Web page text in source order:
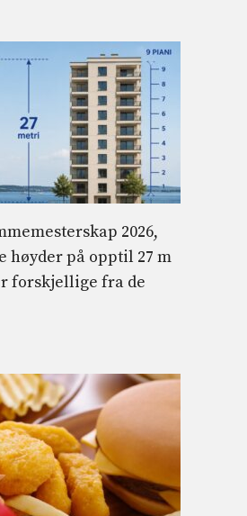
2026,
høyder på opptil 27 m
forskjellige fra de